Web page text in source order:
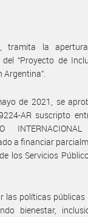
tramita la
“Proyecto de
Argentina”.
de 2021, se
AR suscripto
a financiar
los Servicios
las políticas públicas
bienestar,